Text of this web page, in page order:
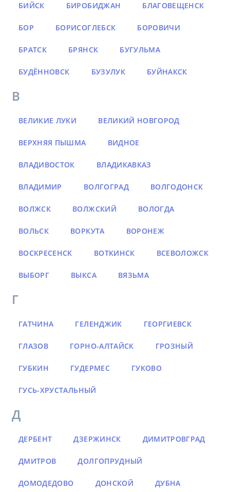
БИЙСК БИРОБИДЖАН БЛАГОВЕЩЕНСК
БОР БОРИСОГЛЕБСК БОРОВИЧИ
БРАТСК БРЯНСК БУГУЛЬМА
БУДЁННОВСК БУЗУЛУК БУЙНАКСК
В
ВЕЛИКИЕ ЛУКИ ВЕЛИКИЙ НОВГОРОД
ВЕРХНЯЯ ПЫШМА ВИДНОЕ
ВЛАДИВОСТОК ВЛАДИКАВКАЗ
ВЛАДИМИР ВОЛГОГРАД ВОЛГОДОНСК
ВОЛЖСК ВОЛЖСКИЙ ВОЛОГДА
ВОЛЬСК ВОРКУТА ВОРОНЕЖ
ВОСКРЕСЕНСК ВОТКИНСК ВСЕВОЛОЖСК
ВЫБОРГ ВЫКСА ВЯЗЬМА
Г
ГАТЧИНА ГЕЛЕНДЖИК ГЕОРГИЕВСК
ГЛАЗОВ ГОРНО-АЛТАЙСК ГРОЗНЫЙ
ГУБКИН ГУДЕРМЕС ГУКОВО
ГУСЬ-ХРУСТАЛЬНЫЙ
Д
ДЕРБЕНТ ДЗЕРЖИНСК ДИМИТРОВГРАД
ДМИТРОВ ДОЛГОПРУДНЫЙ
ДОМОДЕДОВО ДОНСКОЙ ДУБНА